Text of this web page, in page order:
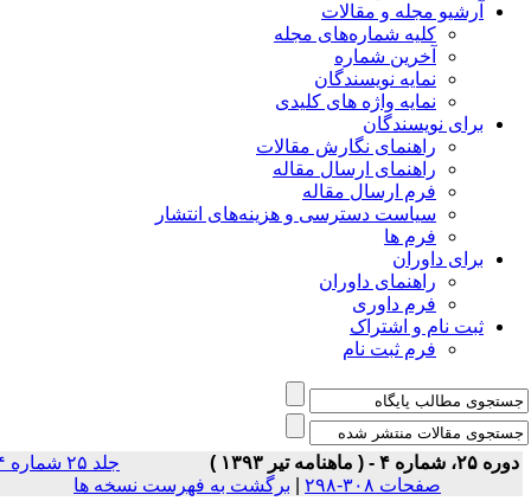
آرشیو مجله و مقالات
کلیه شماره‌های مجله
آخرین شماره
نمایه نویسندگان
نمایه واژه های کلیدی
برای نویسندگان
راهنمای نگارش مقالات
راهنمای ارسال مقاله
فرم ارسال مقاله
سیاست دسترسی و هزینه‌های انتشار
فرم ها
برای داوران
راهنمای داوران
فرم داوری
ثبت نام و اشتراک
فرم ثبت نام
شماره ۴ - ( ماهنامه تیر ۱۳۹۳ )
جلد ۲۵ شماره ۴
صفحات ۳۰۸-۲۹۸
| برگشت به فهرست نسخه ها